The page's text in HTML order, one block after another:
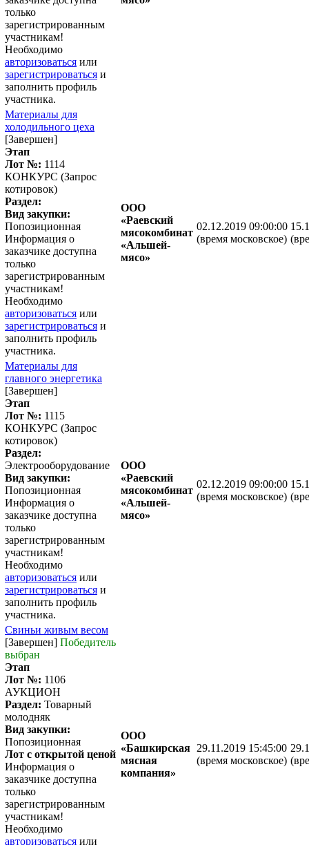
только
зарегистрированным
участникам!
Необходимо
авторизоваться или
зарегистрироваться и
заполнить профиль
участника.
Материалы для
холодильного цеха
[Завершен]
Этап
Лот №: 1114
КОНКУРС (Запрос
котировок)
Раздел:
Вид закупки:
Попозиционная
Информация о
заказчике доступна
только
зарегистрированным
участникам!
Необходимо
авторизоваться или
зарегистрироваться и
заполнить профиль
участника.
ООО
«Раевский
мясокомбинат
«Альшей-
мясо»
02.12.2019 09:00:00
(время московское)
Материалы для
главного энергетика
[Завершен]
Этап
Лот №: 1115
КОНКУРС (Запрос
котировок)
Раздел:
Электрооборудование
Вид закупки:
Попозиционная
Информация о
заказчике доступна
только
зарегистрированным
участникам!
Необходимо
авторизоваться или
зарегистрироваться и
заполнить профиль
участника.
ООО
«Раевский
мясокомбинат
«Альшей-
мясо»
02.12.2019 09:00:00
(время московское)
Свиньи живым весом
[Завершен] Победитель
выбран
Этап
Лот №: 1106
АУКЦИОН
Раздел: Товарный
молодняк
Вид закупки:
Попозиционная
Лот с открытой ценой
Информация о
заказчике доступна
только
зарегистрированным
участникам!
Необходимо
авторизоваться или
ООО
«Башкирская
мясная
компания»
29.11.2019 15:45:00
(время московское)